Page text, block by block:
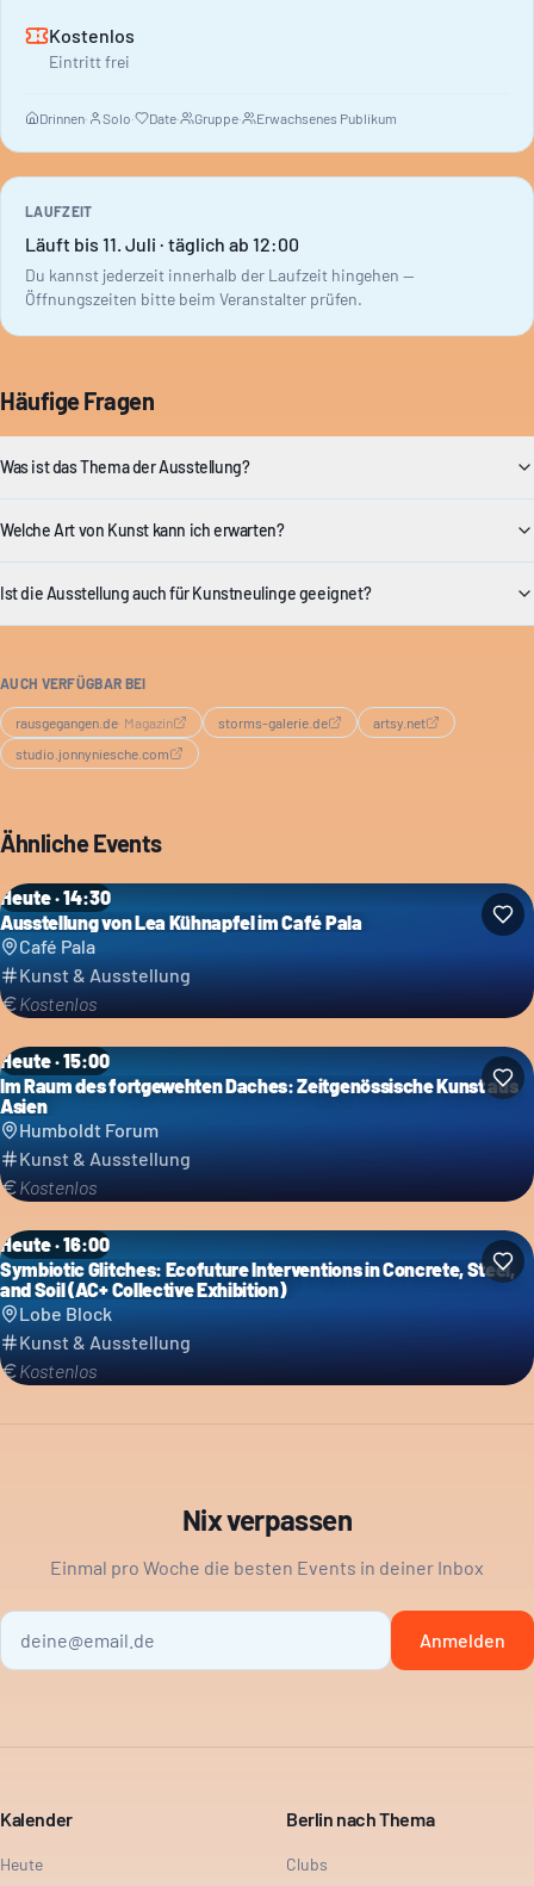
Kostenlos
Eintritt frei
Drinnen· Solo· Date· Gruppe· Erwachsenes Publikum
LAUFZEIT
Läuft bis 11. Juli · täglich ab 12:00
Du kannst jederzeit innerhalb der Laufzeit hingehen —
Öffnungszeiten bitte beim Veranstalter prüfen.
Häufige Fragen
Was ist das Thema der Ausstellung?
Welche Art von Kunst kann ich erwarten?
Ist die Ausstellung auch für Kunstneulinge geeignet?
AUCH VERFÜGBAR BEI
rausgegangen.de· Magazin storms-galerie.de
artsy.net
studio.jonnyniesche.com
Ähnliche Events
Heute · 14:30
Ausstellung von Lea Kühnapfel im Café Pala
Café Pala
Kunst & Ausstellung
Kostenlos
Heute · 15:00
Im Raum des fortgewehten Daches: Zeitgenössische Kunst aus
Asien
Humboldt Forum
Kunst & Ausstellung
Kostenlos
Heute · 16:00
Symbiotic Glitches: Ecofuture Interventions in Concrete, Steel,
and Soil (AC+ Collective Exhibition)
Lobe Block
Kunst & Ausstellung
Kostenlos
Nix verpassen
Einmal pro Woche die besten Events in deiner Inbox
Anmelden
Kalender
Heute
Berlin nach Thema
Clubs